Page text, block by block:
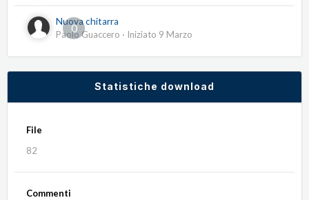
0
Nuova chitarra
Paolo Guaccero · Iniziato 9 Marzo
Statistiche download
File
82
Commenti